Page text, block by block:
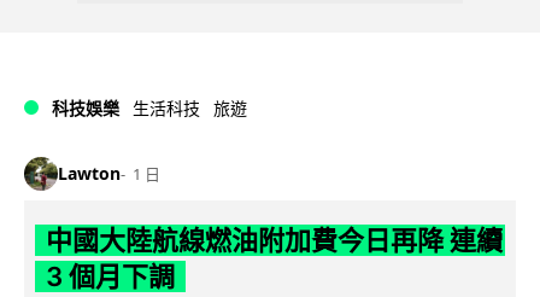
科技娛樂 生活科技 旅遊
Lawton 1 日
中國大陸航線燃油附加費今日再降 連續
3 個月下調